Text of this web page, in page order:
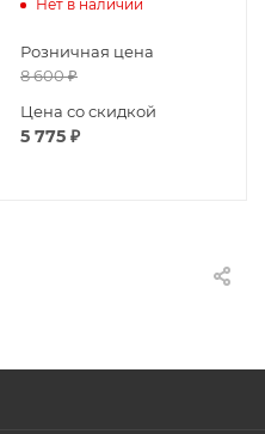
Нет в наличии
Розничная цена
8 600₽
Цена со скидкой
5 775 ₽